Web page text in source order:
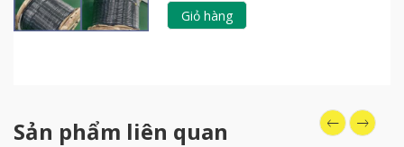
Giỏ hàng
Sản phẩm liên quan